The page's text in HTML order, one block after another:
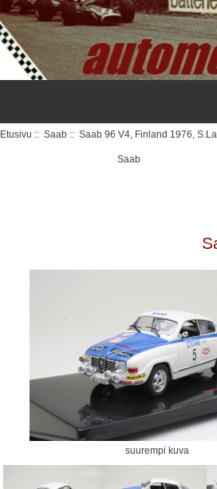
Etusivu ::Saab :: Saab 96 V4, Finland 1976,
Saab
suurempi kuva